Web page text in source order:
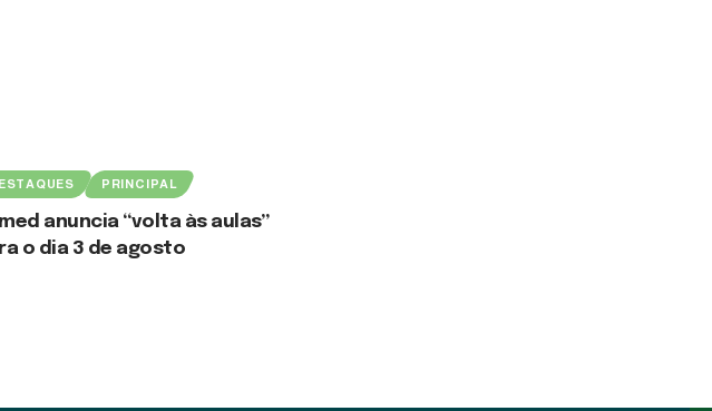
PRINCIPAL
anuncia “volta às aulas”
o dia 3 de agosto